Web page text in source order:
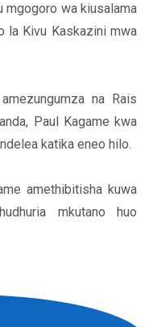
mgogoro wa kiusalama
la Kivu Kaskazini mwa
na Rais
Paul Kagame kwa
katika eneo hilo.
amethibitisha kuwa
mkutano huo